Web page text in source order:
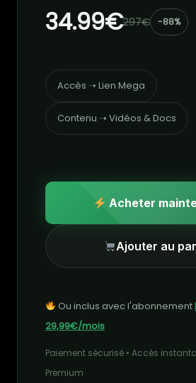
34.99€297€ -88%
Accès ➝ Lien Mega
Contenu ➝ Vidéos & Docs
Acheter
Ajouter au
Ou inclus avec l'abonnement
29,99€/mois
Paiement sécurisé • Accès
Premium